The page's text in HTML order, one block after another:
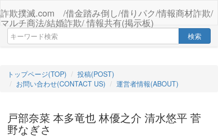
詐欺撲滅.com /借金踏み倒し/借りパク/情報商材詐欺/
マルチ商法/結婚詐欺/ 情報共有(掲示板)
検索
トップページ(TOP)
投稿(POST)
お問い合わせ(CONTACT US)
運営者情報(ABOUT)
戸部奈菜 本多竜也 林優之介 清水悠平 菅
野なぎさ